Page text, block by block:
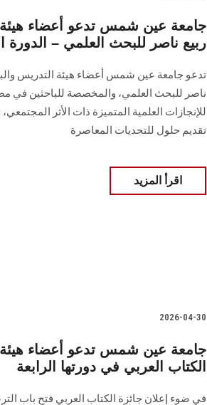
جامعة عين شمس تدعو أعضاء هيئة
ربيع ناصر للبحث العلمي – الدورة
تدعو جامعة عين شمس أعضاء هيئة التدريس
ناصر للبحث العلمي، والمخصصة للباحثين في
للإنجازات العلمية المتميزة ذات الأثر
تقديم حلول للتحديات المعاصرة
اقرأ المزيد
2026-04-30
جامعة عين شمس تدعو أعضاء هيئة
الكتاب العربي في دورتها الرابعة
في ضوء إعلان جائزة الكتاب العربي فتح باب